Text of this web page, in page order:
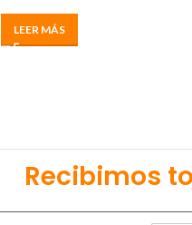
LEER MÁS
Recibimos